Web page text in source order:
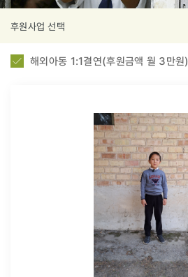
후원사업 선택
해외아동 1:1결연(후원금액 월 3만원)